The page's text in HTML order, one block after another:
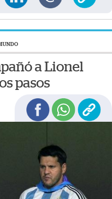
a Lionel
pasos